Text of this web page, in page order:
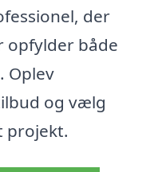
der
opfylder både
Oplev
og vælg
projekt.